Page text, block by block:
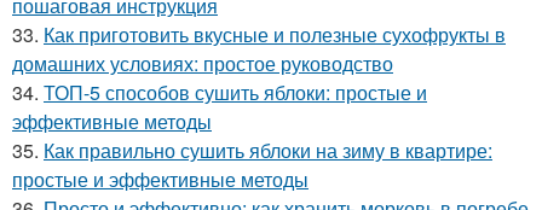
33. Как приготовить вкусные и полезные сухофрукты в
домашних условиях: простое руководство
34. ТОП-5 способов сушить яблоки: простые и
эффективные методы
35. Как правильно сушить яблоки на зиму в квартире:
простые и эффективные методы